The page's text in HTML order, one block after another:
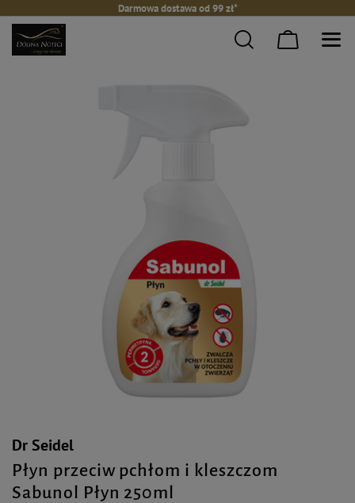
Darmowa dostawa od 99 zł*
Dr Seidel
Płyn przeciw pchłom i kleszczom
Sabunol Płyn 250ml